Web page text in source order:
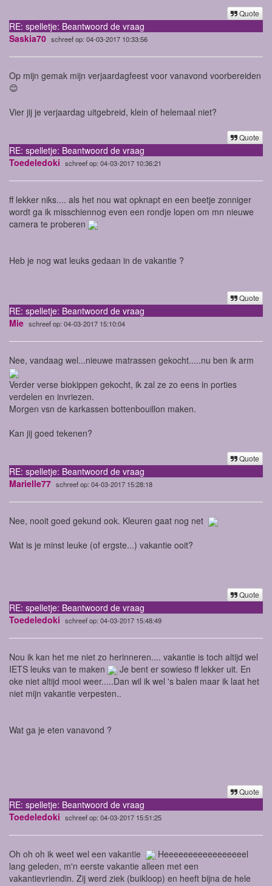
Quote
RE: spelletje: Beantwoord de vraag
Saskia70 schreef op: 04-03-2017 10:33:56
Op mijn gemak mijn verjaardagfeest voor vanavond voorbereiden
😊
Vier jij je verjaardag uitgebreid, klein of helemaal niet?
Quote
RE: spelletje: Beantwoord de vraag
Toedeledoki schreef op: 04-03-2017 10:36:21
ff lekker niks.... als het nou wat opknapt en een beetje zonniger
wordt ga ik misschiennog even een rondje lopen om mn nieuwe
camera te proberen
Heb je nog wat leuks gedaan in de vakantie ?
Quote
RE: spelletje: Beantwoord de vraag
Mie schreef op: 04-03-2017 15:10:04
Nee, vandaag wel...nieuwe matrassen gekocht.....nu ben ik arm
Verder verse biokippen gekocht, ik zal ze zo eens in porties
verdelen en invriezen.
Morgen vsn de karkassen bottenbouillon maken.
Kan jij goed tekenen?
Quote
RE: spelletje: Beantwoord de vraag
Marielle77 schreef op: 04-03-2017 15:28:18
Nee, nooit goed gekund ook. Kleuren gaat nog net
Wat is je minst leuke (of ergste...) vakantie ooit?
Quote
RE: spelletje: Beantwoord de vraag
Toedeledoki schreef op: 04-03-2017 15:48:49
Nou ik kan het me niet zo herinneren.... vakantie is toch altijd wel
IETS leuks van te maken
Je bent er sowieso ff lekker uit. En
oke niet altijd mooi weer.....Dan wil ik wel 's balen maar ik laat het
niet mijn vakantie verpesten..
Wat ga je eten vanavond ?
Quote
RE: spelletje: Beantwoord de vraag
Toedeledoki schreef op: 04-03-2017 15:51:25
Oh oh oh ik weet wel een vakantie
Heeeeeeeeeeeeeeeeel
lang geleden, m'n eerste vakantie alleen met een
vakantievriendin. Zij werd ziek (buikloop) en heeft bijna de hele